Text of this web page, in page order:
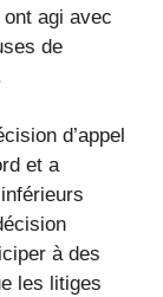
agi avec
de
d’appel
et a
à des
les litiges